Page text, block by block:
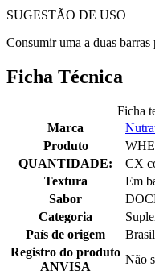
SUGESTÃO DE USO
Consumir uma a duas barras
Ficha Técnica
Ficha
Marca
Produto
QUANTIDADE:
CX
Textura
Em
Sabor
Categoria
País de origem
Brasil
Registro do produto
ANVISA
Não